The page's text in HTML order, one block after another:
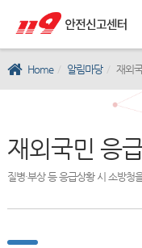
Home 알림마당 재외
재외국민 응
질병·부상 등 응급상황 시 소방청